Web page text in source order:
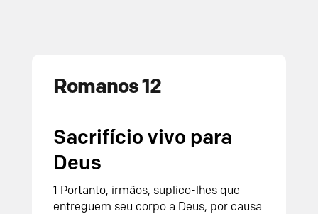
Romanos 12
Sacrifício vivo para
Deus
1 Portanto, irmãos, suplico-lhes que
entreguem seu corpo a Deus, por causa